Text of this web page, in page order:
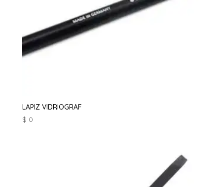
LAPIZ VIDRIOGRAF
$ 0